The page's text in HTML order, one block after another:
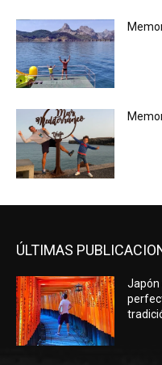
ÚLTIMAS
Japón